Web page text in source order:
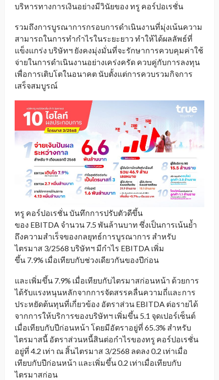
บริหารทางการเงินอย่างมีวินัยของ ทรู คอร์ปอเรชั่น
รวมถึงการบูรณาการกรอบการดำเนินงานที่มุ่งเน้นความ
สามารถในการทำกำไรในระยะยาว ทำให้ได้ผลลัพธ์ที่
แข็งแกร่ง บริษัทฯ ยังคงมุ่งมั่นที่จะรักษาการควบคุมค่าใช้
จ่ายในการดำเนินงานอย่างเคร่งครัด ควบคู่กับการลงทุน
เพื่อการเติบโตในอนาคต นับตั้งแต่การควบรวมกิจการ
เสร็จสมบูรณ์
ทรู คอร์ปอเรชั่น บันทึกการปรับตัวดีขึ้น
ของ EBITDA จำนวน 7.5 พันล้านบาท ซึ่งเป็นการเน้นย้ำ
ถึงความสำเร็จของกลยุทธ์การบูรณาการ สำหรับ
ไตรมาส 3/2568 บริษัทฯ มีกำไร EBITDA เพิ่ม
ขึ้น 7.9% เมื่อเทียบกับช่วงเดียวกันของปีก่อน
และเพิ่มขึ้น 7.9% เมื่อเทียบกับไตรมาสก่อนหน้า ด้วยการ
ได้รับแรงหนุนหลักจากการจัดสรรคลื่นความถี่และการ
ประหยัดต้นทุนที่เกี่ยวข้อง อัตราส่วน EBITDA ต่อรายได้
จากการให้บริการของบริษัทฯ เพิ่มขึ้น 5.1 จุดเปอร์เซ็นต์
เมื่อเทียบกับปีก่อนหน้า โดยมีอัตราอยู่ที่ 65.3% สำหรับ
ไตรมาสนี้ อัตราส่วนหนี้สินต่อกำไรของทรู คอร์ปอเรชั่น
อยู่ที่ 4.2 เท่า ณ สิ้นไตรมาส 3/2568 ลดลง 0.2 เท่าเมื่อ
เทียบกับปีก่อนหน้า และเพิ่มขึ้น 0.2 เท่าเมื่อเทียบกับ
ไตรมาสก่อน